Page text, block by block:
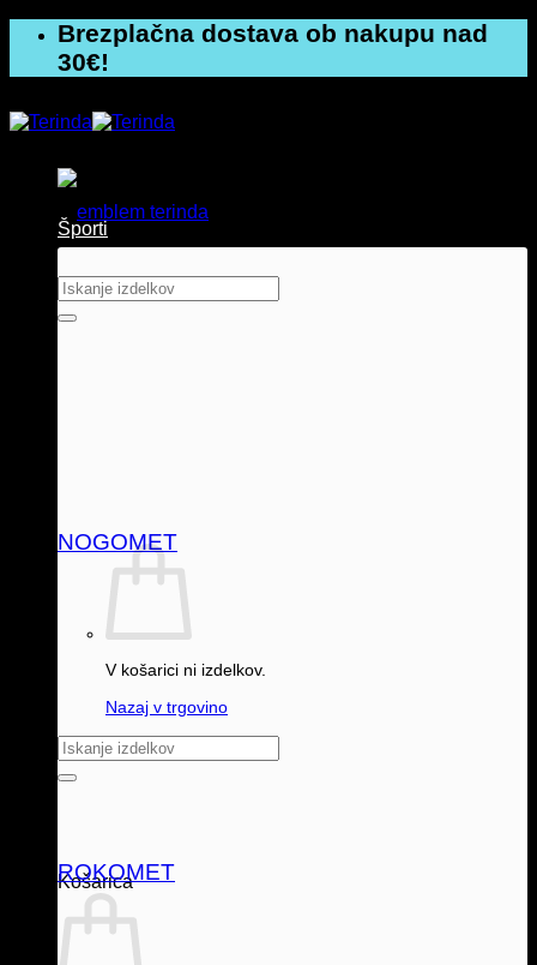
vsebino
Brezplačna dostava ob nakupu nad
30€!
Išči:
V košarici ni izdelkov.
Nazaj v trgovino
Išči:
Košarica
Športi
NOGOMET
ROKOMET